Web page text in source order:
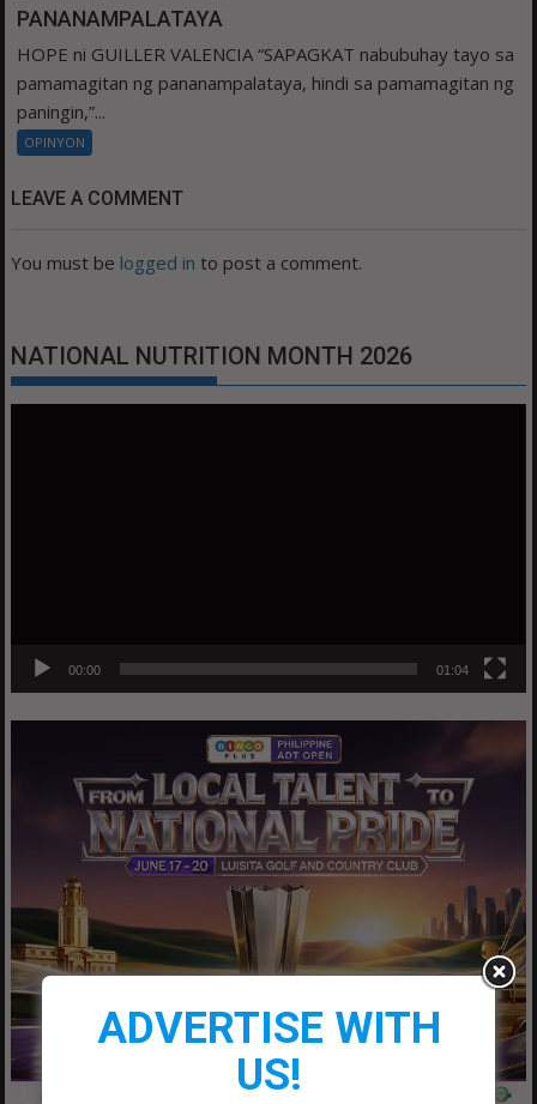
PANANAMPALATAYA
HOPE ni GUILLER VALENCIA “SAPAGKAT nabubuhay tayo sa
pamamagitan ng pananampalataya, hindi sa pamamagitan ng
paningin,”...
OPINYON
LEAVE A COMMENT
You must be logged in to post a comment.
NATIONAL NUTRITION MONTH 2026
00:00 01:04
ADVERTISE WITH
US!